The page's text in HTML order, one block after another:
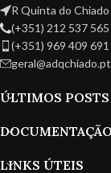
R Quinta do
(+351) 212 537 565
(+351) 969 409 691
geral@adqchiado.pt
ÚLTIMOS POSTS
DOCUMENTAÇÃO
LINKS ÚTEIS